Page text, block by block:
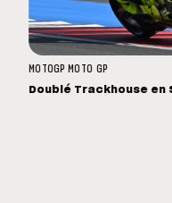
MOTOGP MOTO GP
Doublé Trackhouse en